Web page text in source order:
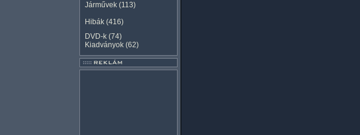
Járművek (113)
Hibák (416)
DVD-k (74)
Kiadványok (62)